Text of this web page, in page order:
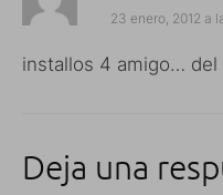
23 enero, 2012 a
installos 4 amigo…
Deja una